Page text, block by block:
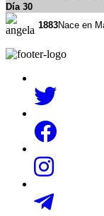
Día 30
1883Nace en